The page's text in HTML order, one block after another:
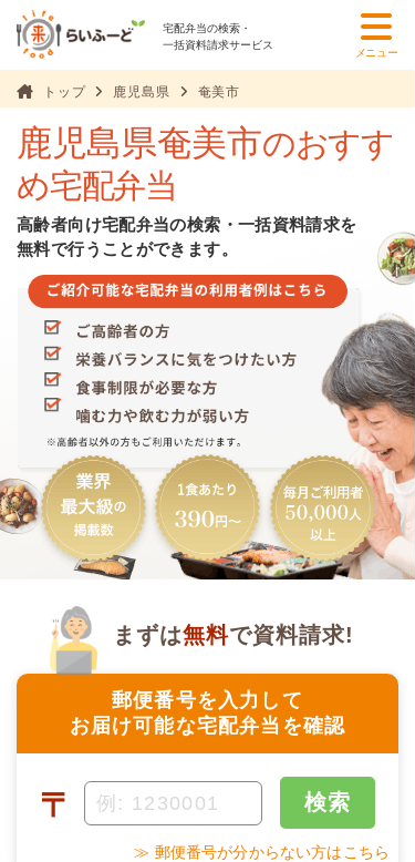
宅配弁当の検索・
一括資料請求サービス
メニュー
トップ 鹿児島県 奄美市
鹿児島県奄美市のおすす
め宅配弁当
高齢者向け宅配弁当の検索・一括資料請求を
無料で行うことができます。
郵便番号を入力して
お届け可能な宅配弁当を確認
まずは無料で資料請求!
〒 検索
≫ 郵便番号が分からない方はこちら